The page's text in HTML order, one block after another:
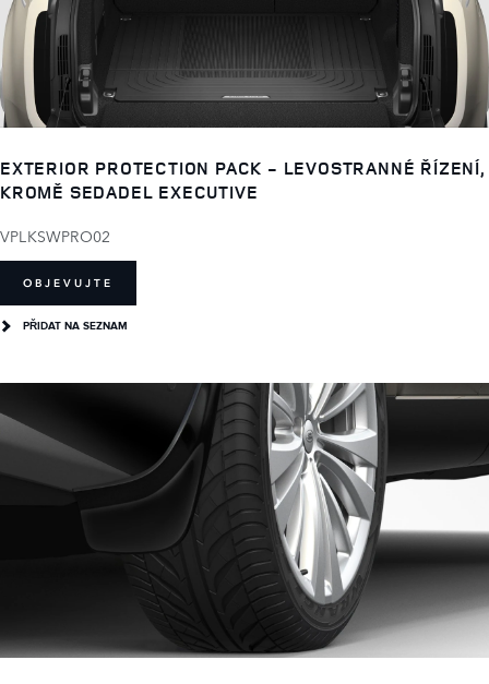
EXTERIOR PROTECTION PACK - LEVOSTRANNÉ ŘÍZENÍ,
KROMĚ SEDADEL EXECUTIVE
VPLKSWPRO02
OBJEVUJTE
PŘIDAT NA SEZNAM